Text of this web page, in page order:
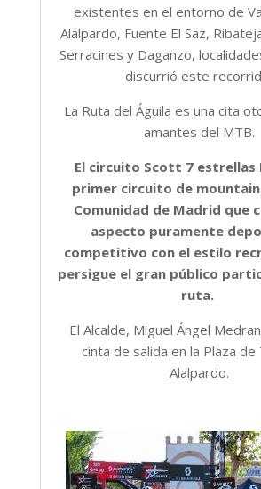
existentes en el entorno de
Alalpardo, Fuente El Saz,
Serracines y Daganzo,
discurrió este
La Ruta del Águila es una cita
amantes del MTB.
El circuito Scott 7 estrellas
primer circuito de
Comunidad de Madrid que
aspecto puramente
competitivo con el estilo
persigue el gran público
ruta.
El Alcalde, Miguel Ángel
cinta de salida en la Plaza
Alalpardo.